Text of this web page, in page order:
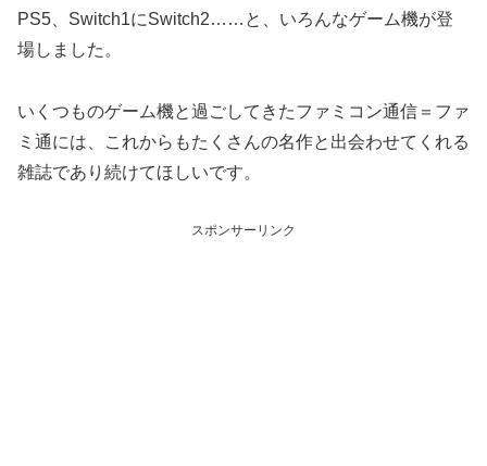
PS5、Switch1にSwitch2……と、いろんなゲーム機が登
場しました。
いくつものゲーム機と過ごしてきたファミコン通信＝ファ
ミ通には、これからもたくさんの名作と出会わせてくれる
雑誌であり続けてほしいです。
スポンサーリンク